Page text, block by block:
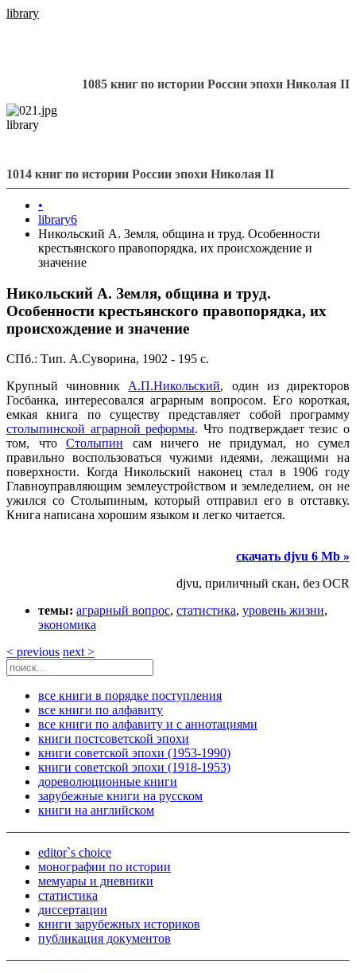
library
1085 книг по истории России эпохи Николая II
library
1014 книг по истории России эпохи Николая II
•
library6
Никольский А. Земля, община и труд. Особенности
крестьянского правопорядка, их происхождение и
значение
Никольский А. Земля, община и труд.
Особенности крестьянского правопорядка, их
происхождение и значение
СПб.: Тип. А.Суворина, 1902 - 195 с.
Крупный чиновникА.П.Никольский, один из директоров
Госбанка, интересовался аграрным вопросом. Его короткая,
емкая книга по существу представляет собой программу
столыпинской аграрной реформы. Что подтверждает тезис о
том, что Столыпин сам ничего не придумал, но сумел
правильно воспользоваться чужими идеями, лежащими на
поверхности. Когда Никольский наконец стал в 1906 году
Главноуправляющим землеустройством и земледелием, он не
ужился со Столыпиным, который отправил его в отставку.
Книга написана хорошим языком и легко читается.
скачать djvu 6 Mb »
djvu, приличный скан, без OCR
темы: аграрный вопрос, статистика, уровень жизни,
экономика
< previous next >
все книги в порядке поступления
все книги по алфавиту
все книги по алфавиту и с аннотациями
книги постсоветской эпохи
книги советской эпохи (1953-1990)
книги советской эпохи (1918-1953)
дореволюционные книги
зарубежные книги на русском
книги на английском
editor`s choice
монографии по истории
мемуары и дневники
статистика
диссертации
книги зарубежных историков
публикация документов